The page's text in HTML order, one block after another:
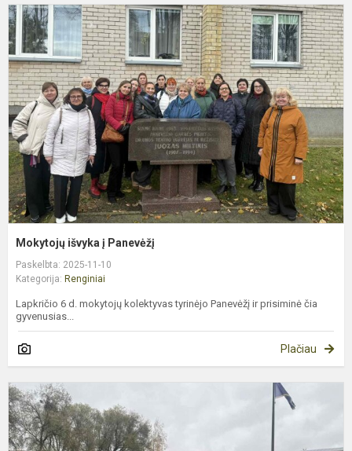
Mokytojų išvyka į Panevėžį
Paskelbta: 2025-11-10
Kategorija: Renginiai
Lapkričio 6 d. mokytojų kolektyvas tyrinėjo Panevėžį ir prisiminė čia
gyvenusias...
Plačiau